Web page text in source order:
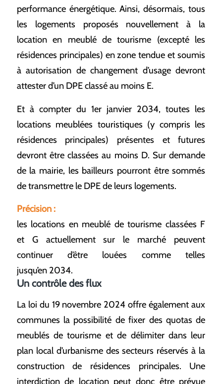
performance énergétique. Ainsi, désormais, tous
les logements proposés nouvellement à la
location en meublé de tourisme (excepté les
résidences principales) en zone tendue et soumis
à autorisation de changement d’usage devront
attester d’un DPE classé au moins E.
Et à compter du 1er janvier 2034, toutes les
locations meublées touristiques (y compris les
résidences principales) présentes et futures
devront être classées au moins D. Sur demande
de la mairie, les bailleurs pourront être sommés
de transmettre le DPE de leurs logements.
Précision :
les locations en meublé de tourisme classées F
et G actuellement sur le marché peuvent
continuer d’être louées comme telles
jusqu’en 2034.
Un contrôle des flux
La loi du 19 novembre 2024 offre également aux
communes la possibilité de fixer des quotas de
meublés de tourisme et de délimiter dans leur
plan local d’urbanisme des secteurs réservés à la
construction de résidences principales. Une
interdiction de location peut donc être prévue